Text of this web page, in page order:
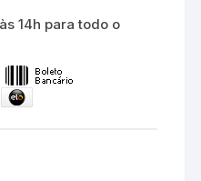
14h para todo o